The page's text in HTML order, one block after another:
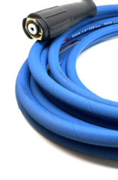
hvězdiček.